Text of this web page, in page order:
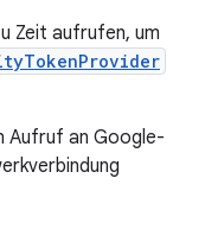
Zeit aufrufen, um
Aufruf an Google-